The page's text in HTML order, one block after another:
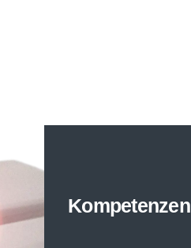
Kompetenzen